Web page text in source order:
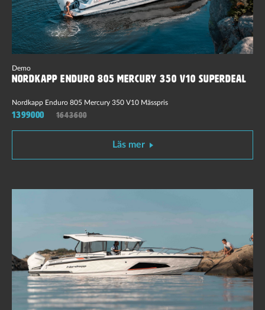
Demo
Nordkapp Enduro 805 Mercury 350 V10 Superdeal
Nordkapp Enduro 805 Mercury 350 V10 Mässpris
1399000 1643600
Läs mer